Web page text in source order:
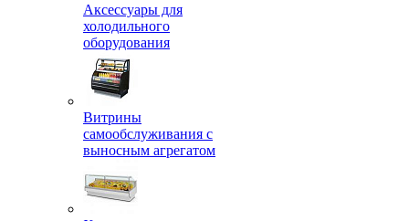
Аксессуары для
холодильного
оборудования
Витрины
самообслуживания с
выносным агрегатом